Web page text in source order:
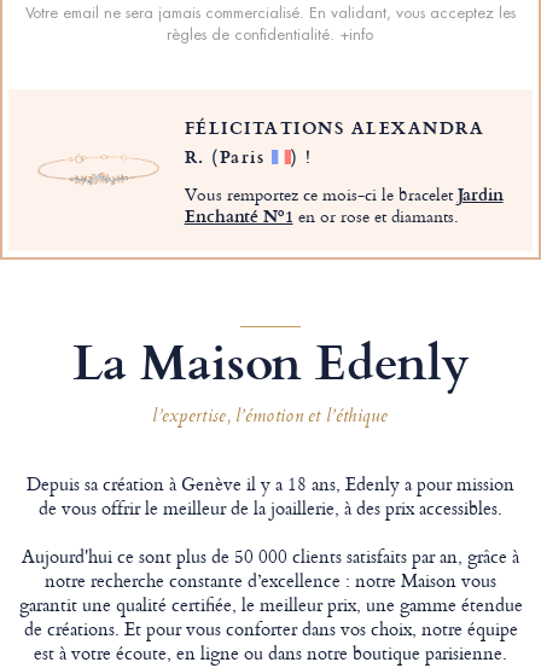
Votre email ne sera jamais commercialisé. En validant, vous acceptez les
règles de confidentialité. +info
FÉLICITATIONS ALEXANDRA
R. (Paris ) !
Vous remportez ce mois-ci le braceletJardin
Enchanté Nº1 en or rose et diamants.
La Maison Edenly
l’expertise, l’émotion et l’éthique
Depuis sa création à Genève il y a 18 ans, Edenly a pour mission
de vous offrir le meilleur de la joaillerie, à des prix accessibles.
Aujourd'hui ce sont plus de 50 000 clients satisfaits par an, grâce à
notre recherche constante d’excellence : notre Maison vous
garantit une qualité certifiée, le meilleur prix, une gamme étendue
de créations. Et pour vous conforter dans vos choix, notre équipe
est à votre écoute, en ligne ou dans notre boutique parisienne.